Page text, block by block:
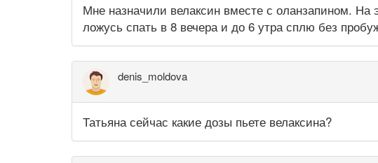
Мне назначили велаксин вместе с оланзапином.
ложусь спать в 8 вечера и до 6 утра сплю без
denis_moldova
Татьяна сейчас какие дозы пьете велаксина?